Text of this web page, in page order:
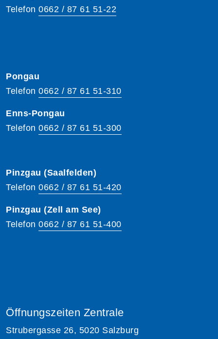
Telefon 0662 / 87 61 51-22
Pongau
Telefon 0662 / 87 61 51-310
Enns-Pongau
Telefon 0662 / 87 61 51-300
Pinzgau (Saalfelden)
Telefon 0662 / 87 61 51-420
Pinzgau (Zell am See)
Telefon 0662 / 87 61 51-400
Öffnungszeiten Zentrale
Strubergasse 26, 5020 Salzburg